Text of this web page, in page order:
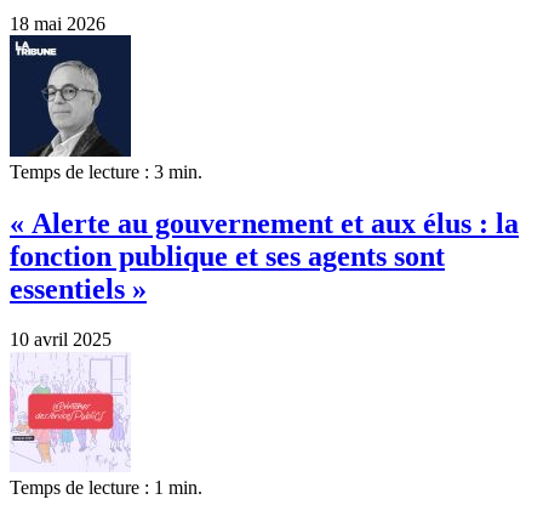
18 mai 2026
Temps de lecture : 3 min.
« Alerte au gouvernement et aux élus : la
fonction publique et ses agents sont
essentiels »
10 avril 2025
Temps de lecture : 1 min.